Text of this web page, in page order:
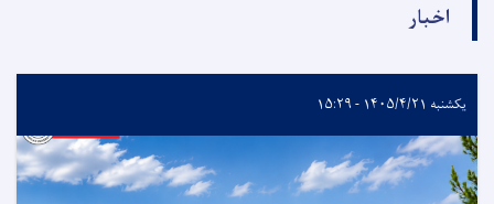
اخبار
یکشنبه ۱۴۰۵/۴/۲۱ - ۱۵:۲۹